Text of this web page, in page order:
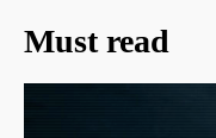
Must read